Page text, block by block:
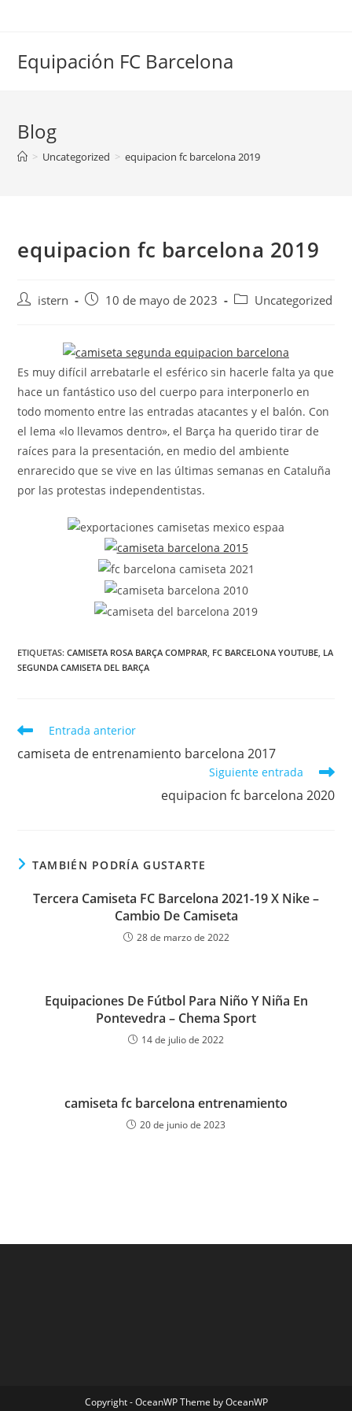
Equipación FC Barcelona
Blog
> Uncategorized > equipacion fc barcelona 2019
equipacion fc barcelona 2019
Autoristern
Publicación
entrada:
10 de mayo de 2023
Categoría
entrada:
Uncategorized
Es muy difícil arrebatarle el esférico sin hacerle falta ya que
hace un fantástico uso del cuerpo para interponerlo en
todo momento entre las entradas atacantes y el balón. Con
el lema «lo llevamos dentro», el Barça ha querido tirar de
raíces para la presentación, en medio del ambiente
enrarecido que se vive en las últimas semanas en Cataluña
por las protestas independentistas.
ETIQUETAS:CAMISETA ROSA BARÇA COMPRAR FC BARCELONA YOUTUBE LA
SEGUNDA CAMISETA DEL BARÇA
Leer
artículos
Entrada anterior
camiseta de entrenamiento barcelona 2017
Siguiente entrada
equipacion fc barcelona 2020
TAMBIÉN PODRÍA GUSTARTE
Tercera Camiseta FC Barcelona 2021-19 X Nike –
Cambio De Camiseta
28 de marzo de 2022
Equipaciones De Fútbol Para Niño Y Niña En
Pontevedra – Chema Sport
14 de julio de 2022
camiseta fc barcelona entrenamiento
20 de junio de 2023
Copyright - OceanWP Theme by OceanWP